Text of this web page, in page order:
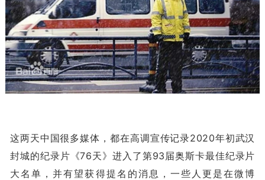
这两天中国很多媒体，都在高调宣传记录2020年初武汉
封城的纪录片《76天》进入了第93届奥斯卡最佳纪录片
大名单，并有望获得提名的消息，一些人更是在微博